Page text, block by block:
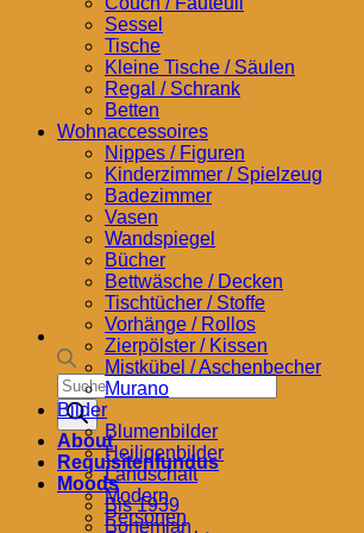
Products
search
About
Requisitenfundus
Moods
Bis 1939
Bohemian
Sessel
Tische
Kleine Tische / Säulen
Regal / Schrank
Betten
Wohnaccessoires
Nippes / Figuren
Kinderzimmer / Spielzeug
Badezimmer
Vasen
Wandspiegel
Bücher
Bettwäsche / Decken
Tischtücher / Stoffe
Vorhänge / Rollos
Zierpölster / Kissen
Mistkübel / Aschenbecher
Murano
Bilder
Blumenbilder
Heiligenbilder
Landschaft
Modern
Personen